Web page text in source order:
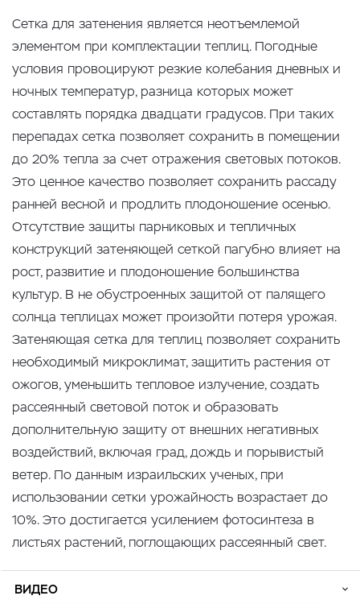
Сетка для затенения является неотъемлемой
элементом при комплектации теплиц. Погодные
условия провоцируют резкие колебания дневных и
ночных температур, разница которых может
составлять порядка двадцати градусов. При таких
перепадах сетка позволяет сохранить в помещении
до 20% тепла за счет отражения световых потоков.
Это ценное качество позволяет сохранить рассаду
ранней весной и продлить плодоношение осенью.
Отсутствие защиты парниковых и тепличных
конструкций затеняющей сеткой пагубно влияет на
рост, развитие и плодоношение большинства
культур. В не обустроенных защитой от палящего
солнца теплицах может произойти потеря урожая.
Затеняющая сетка для теплиц позволяет сохранить
необходимый микроклимат, защитить растения от
ожогов, уменьшить тепловое излучение, создать
рассеянный световой поток и образовать
дополнительную защиту от внешних негативных
воздействий, включая град, дождь и порывистый
ветер. По данным израильских ученых, при
использовании сетки урожайность возрастает до
10%. Это достигается усилением фотосинтеза в
листьях растений, поглощающих рассеянный свет.
ВИДЕО